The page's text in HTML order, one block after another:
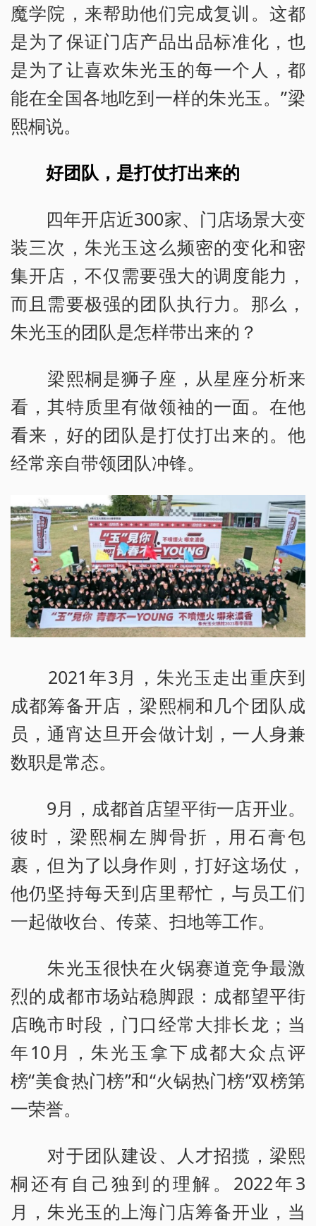
魔学院，来帮助他们完成复训。这都
是为了保证门店产品出品标准化，也
是为了让喜欢朱光玉的每一个人，都
能在全国各地吃到一样的朱光玉。”梁
熙桐说。
好团队，是打仗打出来的
四年开店近300家、门店场景大变
装三次，朱光玉这么频密的变化和密
集开店，不仅需要强大的调度能力，
而且需要极强的团队执行力。那么，
朱光玉的团队是怎样带出来的？
梁熙桐是狮子座，从星座分析来
看，其特质里有做领袖的一面。在他
看来，好的团队是打仗打出来的。他
经常亲自带领团队冲锋。
2021年3月，朱光玉走出重庆到
成都筹备开店，梁熙桐和几个团队成
员，通宵达旦开会做计划，一人身兼
数职是常态。
9月，成都首店望平街一店开业。
彼时，梁熙桐左脚骨折，用石膏包
裹，但为了以身作则，打好这场仗，
他仍坚持每天到店里帮忙，与员工们
一起做收台、传菜、扫地等工作。
朱光玉很快在火锅赛道竞争最激
烈的成都市场站稳脚跟：成都望平街
店晚市时段，门口经常大排长龙；当
年10月，朱光玉拿下成都大众点评
榜“美食热门榜”和“火锅热门榜”双榜第
一荣誉。
对于团队建设、人才招揽，梁熙
桐还有自己独到的理解。2022年3
月，朱光玉的上海门店筹备开业，当